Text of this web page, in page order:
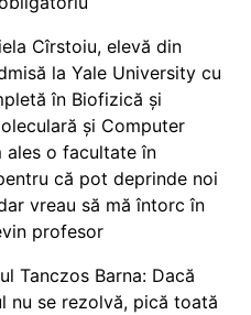
Cîrstoiu, elevă din
la Yale University cu
în Biofizică și
și Computer
ales o facultate în
că pot deprinde noi
vreau să mă întorc în
profesor
Tanczos Barna: Dacă
nu se rezolvă, pică toată